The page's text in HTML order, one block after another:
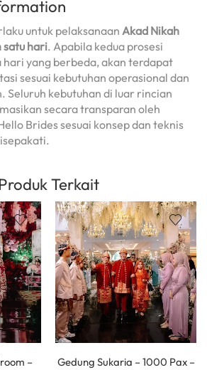
untuk pelaksanaan Akad Nikah
satu hari. Apabila kedua prosesi
hari yang berbeda, akan terdapat
sesuai kebutuhan operasional dan
Seluruh kebutuhan di luar rincian
secara transparan oleh
Brides sesuai konsep dan teknis
Terkait
–
Gedung Sukaria – 1000 Pax –